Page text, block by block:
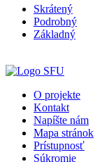
Skrátený
Podrobný
Základný
O projekte
Kontakt
Napíšte nám
Mapa stránok
Prístupnosť
Súkromie